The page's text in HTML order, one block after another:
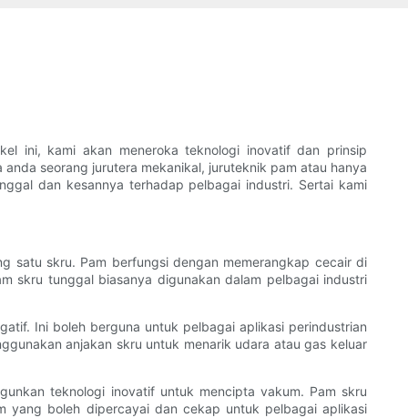
ini, kami akan meneroka teknologi inovatif dan prinsip
seorang jurutera mekanikal, juruteknik pam atau hanya
dan kesannya terhadap pelbagai industri. Sertai kami
satu skru. Pam berfungsi dengan memerangkap cecair di
skru tunggal biasanya digunakan dalam pelbagai industri
Ini boleh berguna untuk pelbagai aplikasi perindustrian
anjakan skru untuk menarik udara atau gas keluar
teknologi inovatif untuk mencipta vakum. Pam skru
yang boleh dipercayai dan cekap untuk pelbagai aplikasi